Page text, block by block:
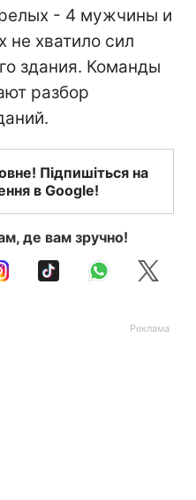
- 4 мужчины и
хватило сил
здания. Команды
разбор
Підпишіться на
в Google!
де вам зручно!